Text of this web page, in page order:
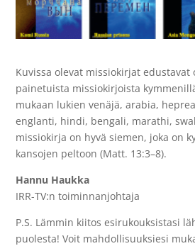
Kuvissa olevat missiokirjat edustavat
painetuista missiokirjoista
mukaan lukien venäjä, arabia,
englanti, hindi, bengali, marathi,
missiokirja on hyvä siemen, joka on
kansojen peltoon (Matt. 13:3–8).
Hannu Haukka
IRR-TV:n toiminnanjohtaja
P.S. Lämmin kiitos esirukouksistasi
puolesta! Voit mahdollisuuksiesi